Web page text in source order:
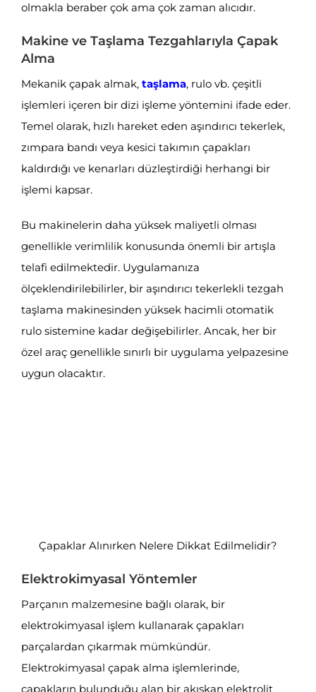
olmakla beraber çok ama çok zaman alıcıdır.
Makine ve Taşlama Tezgahlarıyla Çapak
Alma
Mekanik çapak almak, taşlama, rulo vb. çeşitli
işlemleri içeren bir dizi işleme yöntemini ifade eder.
Temel olarak, hızlı hareket eden aşındırıcı tekerlek,
zımpara bandı veya kesici takımın çapakları
kaldırdığı ve kenarları düzleştirdiği herhangi bir
işlemi kapsar.
Bu makinelerin daha yüksek maliyetli olması
genellikle verimlilik konusunda önemli bir artışla
telafi edilmektedir. Uygulamanıza
ölçeklendirilebilirler, bir aşındırıcı tekerlekli tezgah
taşlama makinesinden yüksek hacimli otomatik
rulo sistemine kadar değişebilirler. Ancak, her bir
özel araç genellikle sınırlı bir uygulama yelpazesine
uygun olacaktır.
Çapaklar Alınırken Nelere Dikkat Edilmelidir?
Elektrokimyasal Yöntemler
Parçanın malzemesine bağlı olarak, bir
elektrokimyasal işlem kullanarak çapakları
parçalardan çıkarmak mümkündür.
Elektrokimyasal çapak alma işlemlerinde,
çapakların bulunduğu alan bir akışkan elektrolit